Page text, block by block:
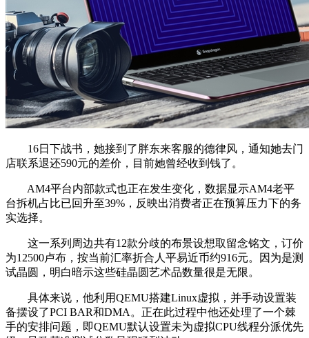
16日下战书，她接到了胖东来客服的德律风，通知她去门
店联系退还590元的差价，目前她曾经收到钱了。
AM4平台内部款式也正在发生变化，数据显示AM4老平
台拆机占比已回升至39%，反映出消费者正在预算压力下的务
实选择。
这一系列周边共有12款分歧的布景设想取留念铭文，订价
为12500卢布，按当前汇率折合人平易近币约916元。因为是测
试晶圆，明白暗示这些硅晶圆艺术品数量很是无限。
具体来说，他利用QEMU搭建Linux虚拟，并手动设置装
备摆设了PCI BAR和DMA。正在此过程中他还处理了一个棘
手的安排问题，即QEMU默认设置未为虚拟CPU线程分派优先